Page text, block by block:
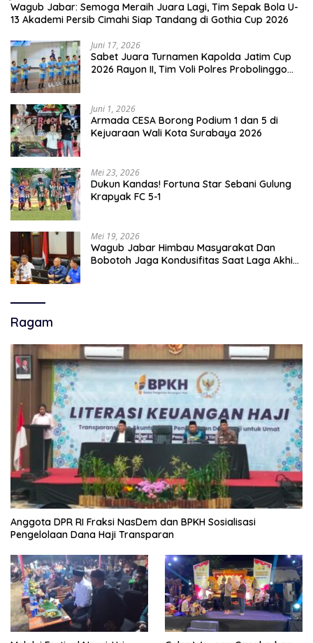
Wagub Jabar: Semoga Meraih Juara Lagi, Tim Sepak Bola U-
13 Akademi Persib Cimahi Siap Tandang di Gothia Cup 2026
Juni 17, 2026
Sabet Juara Turnamen Kapolda Jatim Cup
2026 Rayon II, Tim Voli Polres Probolinggo
Juni 1, 2026
Armada CESA Borong Podium 1 dan 5 di
Kejuaraan Wali Kota Surabaya 2026
Mei 23, 2026
Dukun Kandas! Fortuna Star Sebani Gulung
Krapyak FC 5-1
Mei 19, 2026
Wagub Jabar Himbau Masyarakat Dan
Bobotoh Jaga Kondusifitas Saat Laga Akhir
Ragam
Anggota DPR RI Fraksi NasDem dan BPKH Sosialisasi
Pengelolaan Dana Haji Transparan